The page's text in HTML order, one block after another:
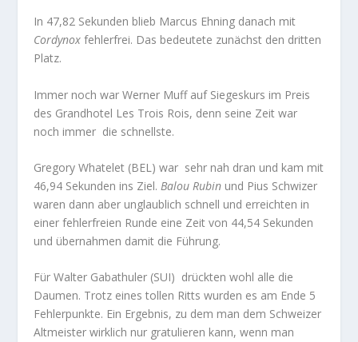
In 47,82 Sekunden blieb Marcus Ehning danach mit
Cordynox fehlerfrei. Das bedeutete zunächst den dritten
Platz.
Immer noch war Werner Muff auf Siegeskurs im Preis
des Grandhotel Les Trois Rois, denn seine Zeit war
noch immer die schnellste.
Gregory Whatelet (BEL) war sehr nah dran und kam mit
46,94 Sekunden ins Ziel.Balou Rubin und Pius Schwizer
waren dann aber unglaublich schnell und erreichten in
einer fehlerfreien Runde eine Zeit von 44,54 Sekunden
und übernahmen damit die Führung.
Für Walter Gabathuler (SUI) drückten wohl alle die
Daumen. Trotz eines tollen Ritts wurden es am Ende 5
Fehlerpunkte. Ein Ergebnis, zu dem man dem Schweizer
Altmeister wirklich nur gratulieren kann, wenn man